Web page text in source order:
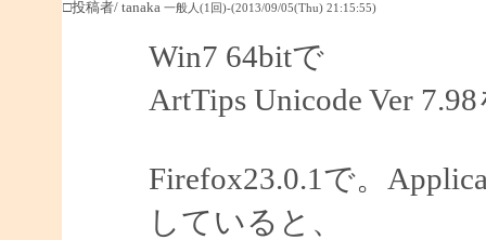
□投稿者/ tanaka 一般人(1回)-(2013/09/05(Thu) 21:15:55)
Win7 64bitで
ArtTips Unicode Ver
Firefox23.0.1で。
していると、